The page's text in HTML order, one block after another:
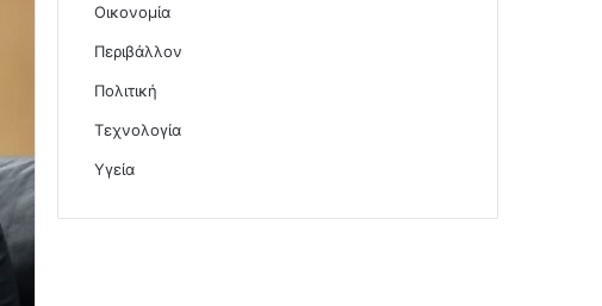
Οικονομία
Περιβάλλον
Πολιτική
Τεχνολογία
Υγεία